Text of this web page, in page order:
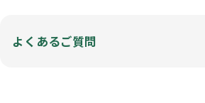
よくあるご質問